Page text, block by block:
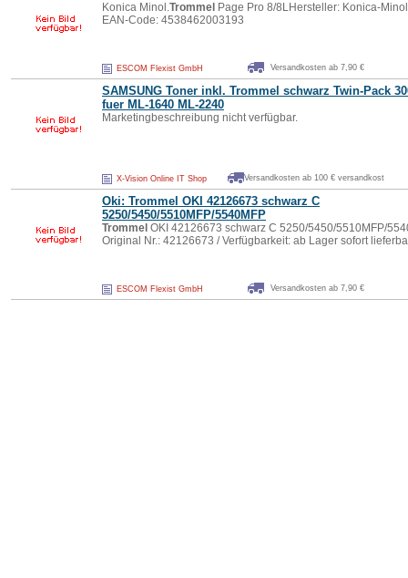
Konica Minol.Trommel Page Pro 8/8LHersteller: Konica-
EAN-Code: 4538462003193
ESCOM Flexist GmbH Versandkosten ab 7,90 €
SAMSUNG Toner inkl. Trommel schwarz Twin-Pack
fuer ML-1640 ML-2240
Marketingbeschreibung nicht verfügbar.
X-Vision Online IT Shop Versandkosten ab 100 € versandkost
Oki: Trommel OKI 42126673 schwarz C
5250/5450/5510MFP/5540MFP
Trommel OKI 42126673 schwarz C 5250/5450/5510MFP/
Original Nr.: 42126673 / Verfügbarkeit: ab Lager sofort
ESCOM Flexist GmbH Versandkosten ab 7,90 €